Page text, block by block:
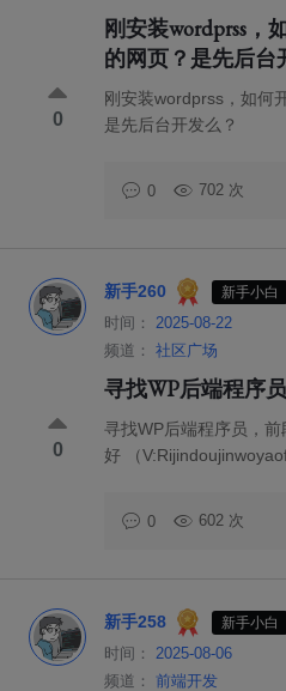
刚安装wordprss，
的网页？是先后台
0
刚安装wordprss，如何
是先后台开发么？
0 702 次
新手260 新手小白
时间：
2025-08-22
频道：
社区广场
寻找WP后端程序员
0
寻找WP后端程序员，前
好 （
0 602 次
新手258 新手小白
时间：
2025-08-06
频道：
前端开发